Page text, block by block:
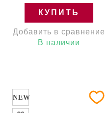
КУПИТЬ
Добавить в сравнение
В наличии
NEW